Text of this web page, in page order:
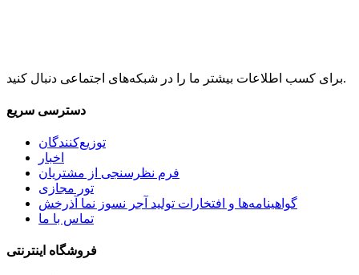
برای کسب اطلاعات بیشتر ما را در شبکه‌های اجتماعی دنبال کنید.
دسترسی سریع
توزیع‌کنندگان
اخبار
فرم نظرسنجی از مشتریان
تور مجازی
گواهینامه‌ها و افتخارات تولید آجر نسوز نما آذرخش
تماس با ما
فروشگاه اینترنتی